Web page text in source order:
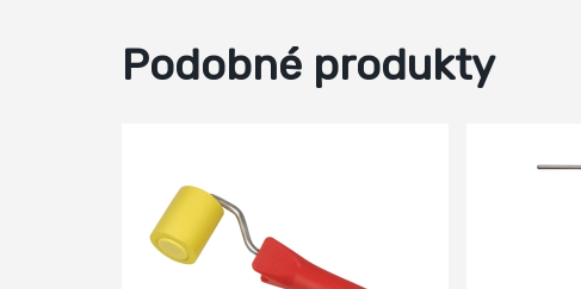
Podobné produkty